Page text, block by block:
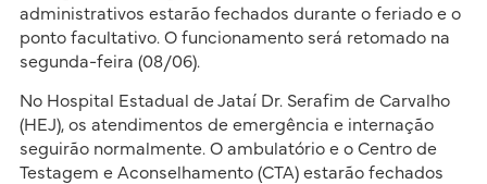
administrativos estarão fechados durante o feriado e o
ponto facultativo. O funcionamento será retomado na
segunda-feira (08/06).
No Hospital Estadual de Jataí Dr. Serafim de Carvalho
(HEJ), os atendimentos de emergência e internação
seguirão normalmente. O ambulatório e o Centro de
Testagem e Aconselhamento (CTA) estarão fechados